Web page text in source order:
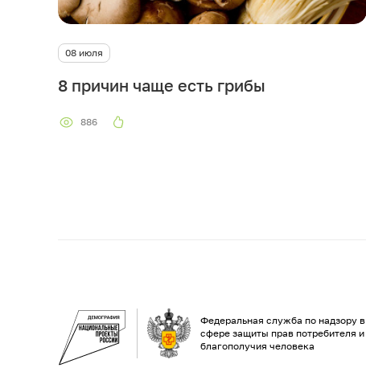
08 июля
8 причин чаще есть грибы
886
Федеральная служба по надзору в
сфере защиты прав потребителя и
благополучия человека